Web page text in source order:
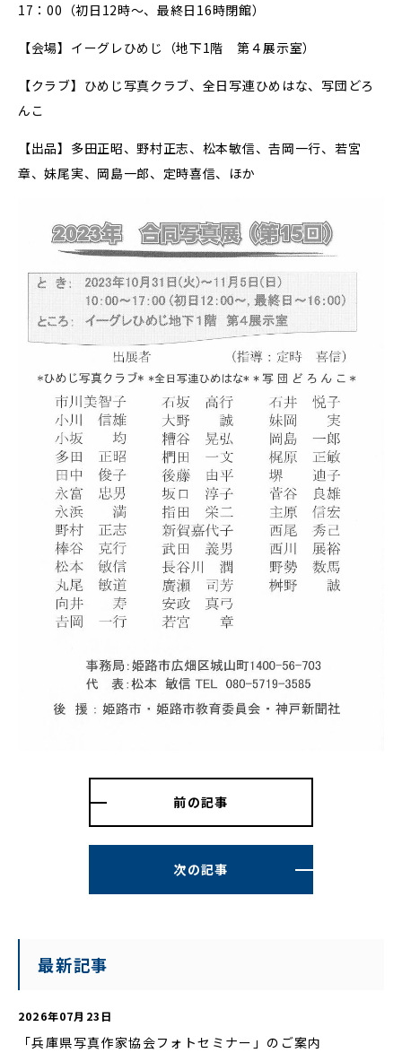
17：00（初日12時～、最終日16時閉館）
【会場】イーグレひめじ（地下1階 第４展示室）
【クラブ】ひめじ写真クラブ、全日写連ひめはな、写団どろ
んこ
【出品】多田正昭、野村正志、松本敏信、𠮷岡一行、若宮
章、妹尾実、岡島一郎、定時喜信、ほか
前の記事
次の記事
最新記事
2026年07月23日
「兵庫県写真作家協会フォトセミナー」のご案内